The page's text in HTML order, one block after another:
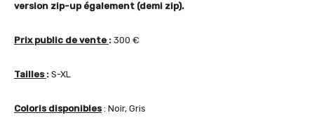
version zip-up également (demi zip).
Prix public de vente : 300 €
Tailles : S-XL
Coloris disponibles: Noir, Gris